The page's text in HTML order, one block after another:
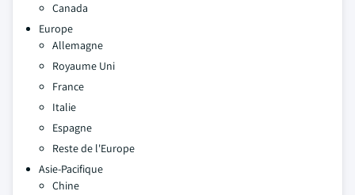
Canada
Europe
Allemagne
Royaume Uni
France
Italie
Espagne
Reste de l'Europe
Asie-Pacifique
Chine